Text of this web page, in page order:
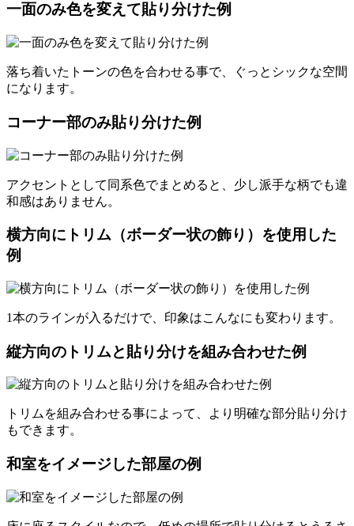
一面のみ色を変えて貼り分けた例
落ち着いたトーンの色を合わせる事で、ぐっとシックな空間
になります。
コーナー部のみ貼り分けた例
アクセントとして同系色でまとめると、少し派手な柄でも違
和感はありません。
横方向にトリム（ボーダー状の飾り）を使用した
例
1本のラインが入るだけで、印象はこんなにも変わります。
縦方向のトリムと貼り分けを組み合わせた例
トリムを組み合わせる事によって、より明確な部分貼り分け
もできます。
和室をイメージした部屋の例